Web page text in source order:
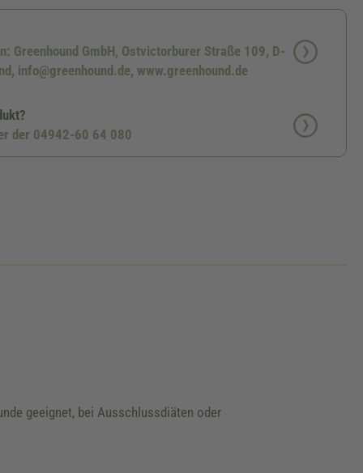
Greenhound GmbH, Ostvictorburer Straße 109, D-
info@greenhound.de, www.greenhound.de
der 04942-60 64 080
geeignet, bei Ausschlussdiäten oder